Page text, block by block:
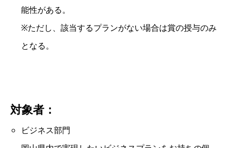
能性がある。
※ただし、該当するプランがない場合は賞の授与のみ
となる。
対象者：
ビジネス部門